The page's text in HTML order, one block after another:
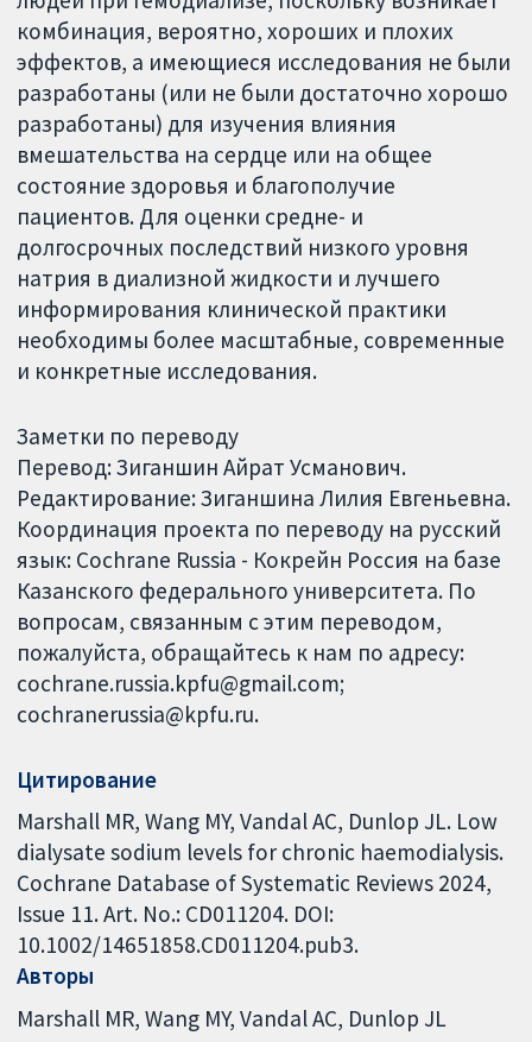
комбинация, вероятно, хороших и плохих
эффектов, а имеющиеся исследования не были
разработаны (или не были достаточно хорошо
разработаны) для изучения влияния
вмешательства на сердце или на общее
состояние здоровья и благополучие
пациентов. Для оценки средне- и
долгосрочных последствий низкого уровня
натрия в диализной жидкости и лучшего
информирования клинической практики
необходимы более масштабные, современные
и конкретные исследования.
Заметки по переводу
Перевод: Зиганшин Айрат Усманович.
Редактирование: Зиганшина Лилия Евгеньевна.
Координация проекта по переводу на русский
язык: Cochrane Russia - Кокрейн Россия на базе
Казанского федерального университета. По
вопросам, связанным с этим переводом,
пожалуйста, обращайтесь к нам по адресу:
cochrane.russia.kpfu@gmail.com;
cochranerussia@kpfu.ru.
Цитирование
Marshall MR, Wang MY, Vandal AC, Dunlop JL. Low
dialysate sodium levels for chronic haemodialysis.
Cochrane Database of Systematic Reviews 2024,
Issue 11. Art. No.: CD011204. DOI:
10.1002/14651858.CD011204.pub3.
Авторы
Marshall MR Wang MY Vandal AC Dunlop JL